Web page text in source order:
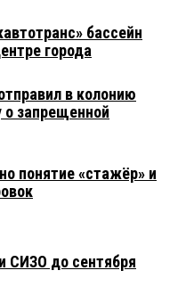
бассейн
города
в колонию
запрещенной
понятие «стажёр» и
СИЗО до сентября